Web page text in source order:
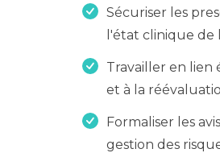
Sécuriser les
l'état clinique de
Travailler en lien
et à la
Formaliser les
gestion des